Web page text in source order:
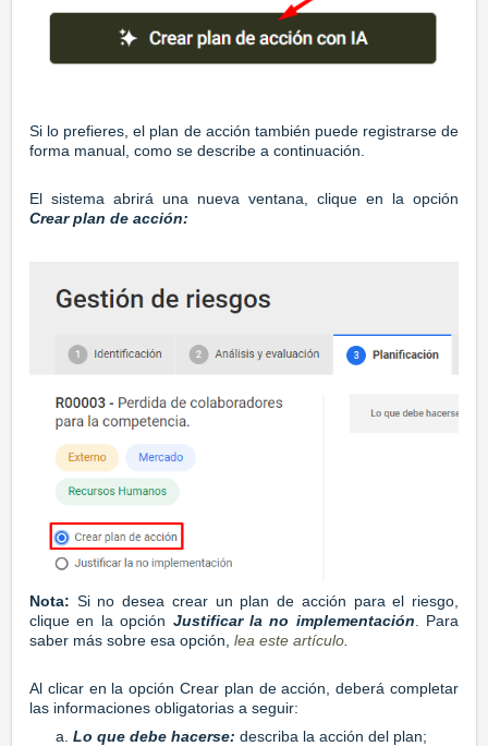
Si lo prefieres, el plan de acción también puede registrarse de
forma manual, como se describe a continuación.
El sistema abrirá una nueva ventana, clique en la opción
Crear plan de acción:
Nota: Si no desea crear un plan de acción para el riesgo,
clique en la opción Justificar la no implementación. Para
saber más sobre esa opción, lea este artículo.
Al clicar en la opción Crear plan de acción, deberá completar
las informaciones obligatorias a seguir:
Lo que debe hacerse: describa la acción del plan;